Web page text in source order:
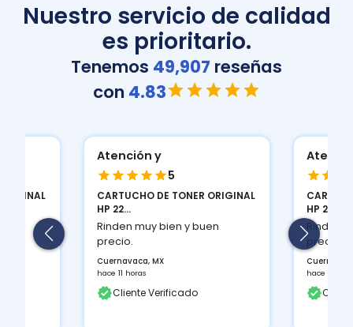
Nuestro servicio de calidad
es prioritario.
Tenemos 49,907 reseñas
con 4.83
Atención y
5
CARTUCHO DE TONER ORIGINAL
HP 22...
Rinden muy bien y buen
precio.
Cuernavaca, MX
hace 11 horas
Cliente Verificado
HP 22...
Rinden
precio.
hace 11